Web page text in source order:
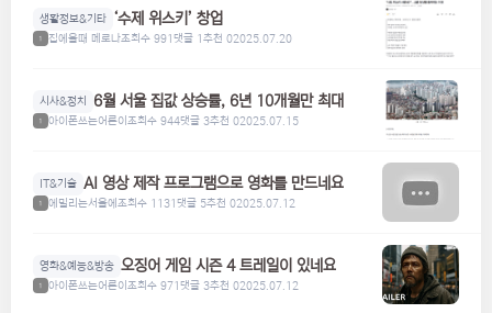
생활정보&기타 ‘수제 위스키’ 창업
1 집에올때 메로나조회수 991댓글 1추천 02025.07.20
시사&정치 6월 서울 집값 상승률, 6년 10개월만 최대
1 아이폰쓰는어른이 조회수 944댓글 3추천 02025.07.15
IT&기술 AI 영상 제작 프로그램으로 영화를 만드네요
1 에밀리는서울에 조회수 1131댓글 5추천 02025.07.12
영화&예능&방송 오징어 게임 시즌 4 트레일이 있네요
1 아이폰쓰는어른이 조회수 971댓글 3추천 02025.07.12